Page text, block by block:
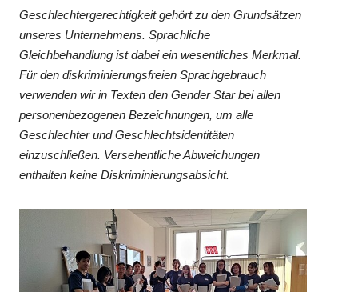
Geschlechtergerechtigkeit gehört zu den Grundsätzen
unseres Unternehmens. Sprachliche
Gleichbehandlung ist dabei ein wesentliches Merkmal.
Für den diskriminierungsfreien Sprachgebrauch
verwenden wir in Texten den Gender Star bei allen
personenbezogenen Bezeichnungen, um alle
Geschlechter und Geschlechtsidentitäten
einzuschließen. Versehentliche Abweichungen
enthalten keine Diskriminierungsabsicht.